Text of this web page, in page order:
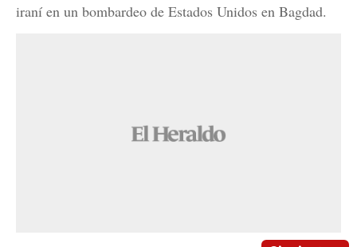
iraní en un bombardeo de Estados Unidos en Bagdad.